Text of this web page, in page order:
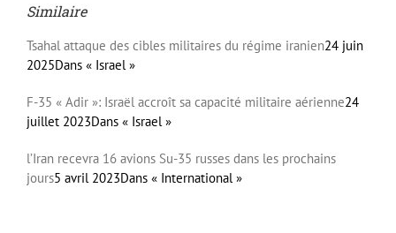
Similaire
Tsahal attaque des cibles militaires du régime iranien24 juin
2025Dans « Israel »
F-35 « Adir »: Israël accroît sa capacité militaire aérienne24
juillet 2023Dans « Israel »
l’Iran recevra 16 avions Su-35 russes dans les prochains
jours5 avril 2023Dans « International »